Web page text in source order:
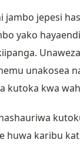
jambo jepesi
yako
unakosea
kutoka kwa
huwa karibu